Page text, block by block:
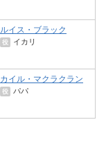
ルイス・ブラック
役 イカリ
カイル・マクラクラン
役 パパ